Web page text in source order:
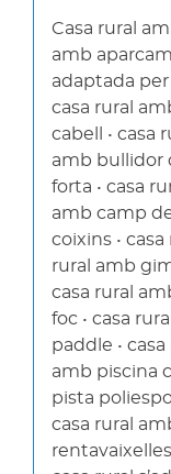
Casa rural
amb
adaptada
casa rural
cabell • casa
amb bullidor
forta • casa
amb camp
coixins • casa
rural amb
casa rural
foc • casa
paddle •
amb piscina
pista
casa rural